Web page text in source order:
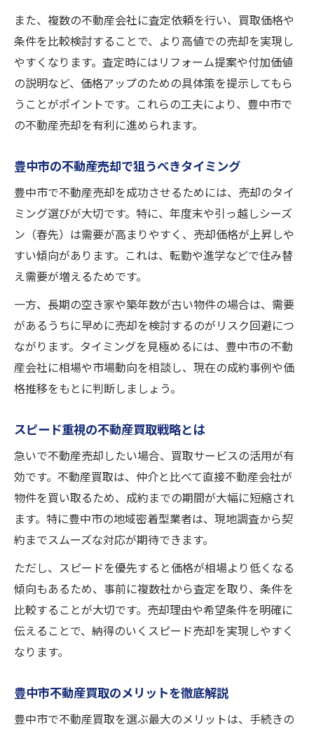
また、複数の不動産会社に査定依頼を行い、買取価格や
条件を比較検討することで、より高値での売却を実現し
やすくなります。査定時にはリフォーム提案や付加価値
の説明など、価格アップのための具体策を提示してもら
うことがポイントです。これらの工夫により、豊中市で
の不動産売却を有利に進められます。
豊中市の不動産売却で狙うべきタイミング
豊中市で不動産売却を成功させるためには、売却のタイ
ミング選びが大切です。特に、年度末や引っ越しシーズ
ン（春先）は需要が高まりやすく、売却価格が上昇しや
すい傾向があります。これは、転勤や進学などで住み替
え需要が増えるためです。
一方、長期の空き家や築年数が古い物件の場合は、需要
があるうちに早めに売却を検討するのがリスク回避につ
ながります。タイミングを見極めるには、豊中市の不動
産会社に相場や市場動向を相談し、現在の成約事例や価
格推移をもとに判断しましょう。
スピード重視の不動産買取戦略とは
急いで不動産売却したい場合、買取サービスの活用が有
効です。不動産買取は、仲介と比べて直接不動産会社が
物件を買い取るため、成約までの期間が大幅に短縮され
ます。特に豊中市の地域密着型業者は、現地調査から契
約までスムーズな対応が期待できます。
ただし、スピードを優先すると価格が相場より低くなる
傾向もあるため、事前に複数社から査定を取り、条件を
比較することが大切です。売却理由や希望条件を明確に
伝えることで、納得のいくスピード売却を実現しやすく
なります。
豊中市不動産買取のメリットを徹底解説
豊中市で不動産買取を選ぶ最大のメリットは、手続きの